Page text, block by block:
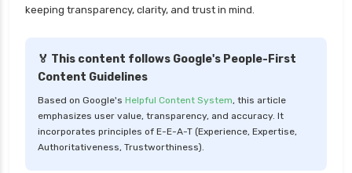
keeping transparency, clarity, and trust in mind.
🏅 This content follows Google's People-First
Content Guidelines
Based on Google's Helpful Content System, this article
emphasizes user value, transparency, and accuracy. It
incorporates principles of E-E-A-T (Experience, Expertise,
Authoritativeness, Trustworthiness).